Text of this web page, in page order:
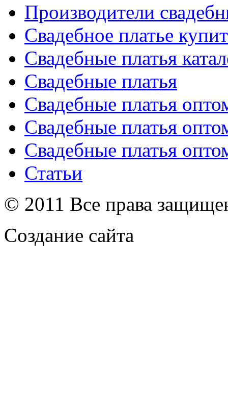
Производители
Свадебное платье
Свадебные платья
Свадебные платья
Свадебные платья
Свадебные платья
Свадебные платья
Статьи
© 2011 Все права
Создание сайта